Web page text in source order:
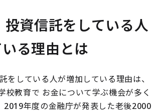
資信託をしている人
る理由とは
をしている人が増加している理由は、
校教育で お金について学ぶ機会が多く
2019年度の金融庁が発表した老後2000